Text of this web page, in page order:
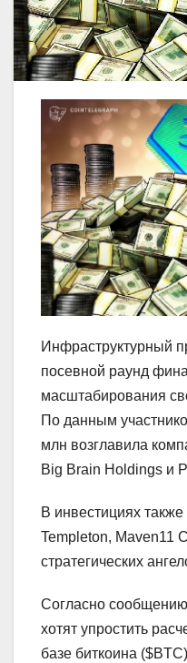
Инфраструктурный
посевной раунд
масштабирования
По данным
млн возглавила
Big Brain Holdings и
В инвестициях
Templeton, Maven11
стратегических
Согласно
хотят упростить
базе биткоина